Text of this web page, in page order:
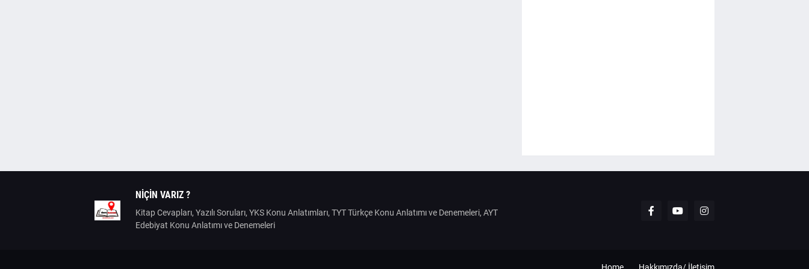
NIÇIN VARIZ ?
Kitap Cevapları, Yazılı Soruları, YKS Konu Anlatımları, TYT Türkçe Konu Anlatımı ve Denemeleri, AYT
Edebiyat Konu Anlatımı ve Denemeleri
Home Hakkımızda/ İletişim